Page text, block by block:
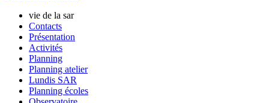
vie de la sar
Contacts
Présentation
Activités
Planning
Planning atelier
Lundis SAR
Planning écoles